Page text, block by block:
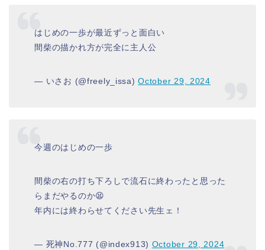
はじめの一歩が最近ずっと面白い
間柴の描かれ方が完全に主人公
— いさお (@freely_issa)October 29, 2024
今週のはじめの一歩
間柴の右の打ち下ろしで流石に終わったと思った
らまだやるのか😫
年内には終わらせてください先生ェ！
— 死神No.777 (@index913) October 29, 2024